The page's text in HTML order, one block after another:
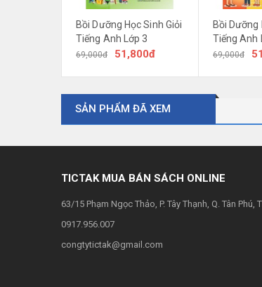
Bồi Dưỡng Học Sinh Giỏi
Tiếng Anh Lớp 3
69,000đ 51,800đ
Bồi Dưỡng
Tiếng Anh
69,000đ
SẢN PHẨM ĐÃ XEM
TICTAK MUA BÁN SÁCH ONLINE
63/15 Phạm Ngọc Thảo, P. Tây Thạnh, Q. Tân Phú,
0917.956.007
congtytictak@gmail.com